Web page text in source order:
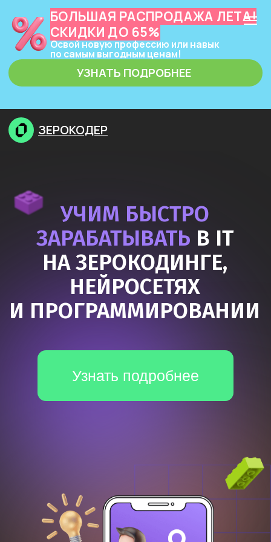
БОЛЬШАЯ РАСПРОДАЖА ЛЕТА!
СКИДКИ ДО 65%
Освой новую профессию или навык
по самым выгодным ценам!
УЗНАТЬ ПОДРОБНЕЕ
НА ЗЕРОКОДИНГЕ,
НЕЙРОСЕТЯХ
И ПРОГРАММИРОВАНИИ
Узнать подробнее